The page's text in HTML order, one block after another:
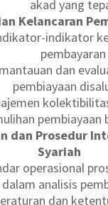
akad yang
Kelancaran
indikator
pembayaran
dan
pembiayaan
pembiayaan
dan Prosedur
Syariah
operasional
dalam analisis
dan